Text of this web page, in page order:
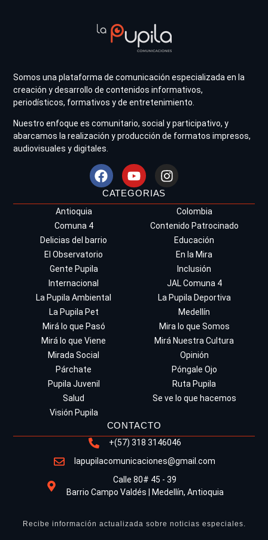
Somos una plataforma de comunicación especializada en la
creación y desarrollo de contenidos informativos,
periodísticos, formativos y de entretenimiento.
Nuestro enfoque es comunitario, social y participativo, y
abarcamos la realización y producción de formatos impresos,
audiovisuales y digitales.
CATEGORIAS
Antioquia
Colombia
Comuna 4
Contenido Patrocinado
Delicias del barrio
Educación
El Observatorio
En la Mira
Gente Pupila
Inclusión
Internacional
JAL Comuna 4
La Pupila Ambiental
La Pupila Deportiva
La Pupila Pet
Medellín
Mirá lo que Pasó
Mira lo que Somos
Mirá lo que Viene
Mirá Nuestra Cultura
Mirada Social
Opinión
Párchate
Póngale Ojo
Pupila Juvenil
Ruta Pupila
Salud
Se ve lo que hacemos
Visión Pupila
CONTACTO
+(57) 318 3146046
lapupilacomunicaciones@gmail.com
Calle 80# 45 - 39
Barrio Campo Valdés | Medellín, Antioquia
Recibe información actualizada sobre noticias especiales.